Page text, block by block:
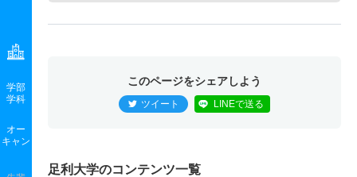
学部
学科
オー
キャン
このページをシェアしよう
ツイート LINEで送る
足利大学のコンテンツ一覧